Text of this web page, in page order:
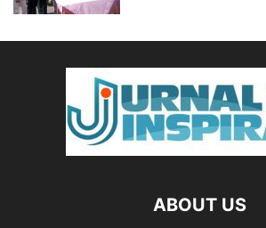
ABOUT US